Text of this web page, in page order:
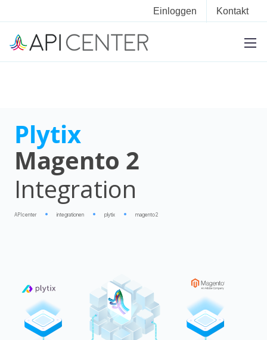
Einloggen Kontakt
Plytix
Magento 2
Integration
APIcenter integrationen plytix magento 2